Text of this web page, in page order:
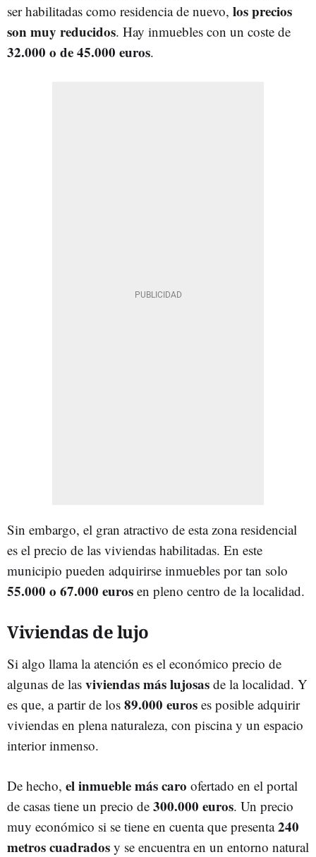
ser habilitadas como residencia de nuevo, los precios
son muy reducidos. Hay inmuebles con un coste de
32.000 o de 45.000 euros.
Sin embargo, el gran atractivo de esta zona residencial
es el precio de las viviendas habilitadas. En este
municipio pueden adquirirse inmuebles por tan solo
55.000 o 67.000 euros en pleno centro de la localidad.
Viviendas de lujo
Si algo llama la atención es el económico precio de
algunas de las viviendas más lujosas de la localidad. Y
es que, a partir de los 89.000 euros es posible adquirir
viviendas en plena naturaleza, con piscina y un espacio
interior inmenso.
De hecho, el inmueble más caro ofertado en el portal
de casas tiene un precio de 300.000 euros. Un precio
muy económico si se tiene en cuenta que presenta240
metros cuadrados y se encuentra en un entorno natural